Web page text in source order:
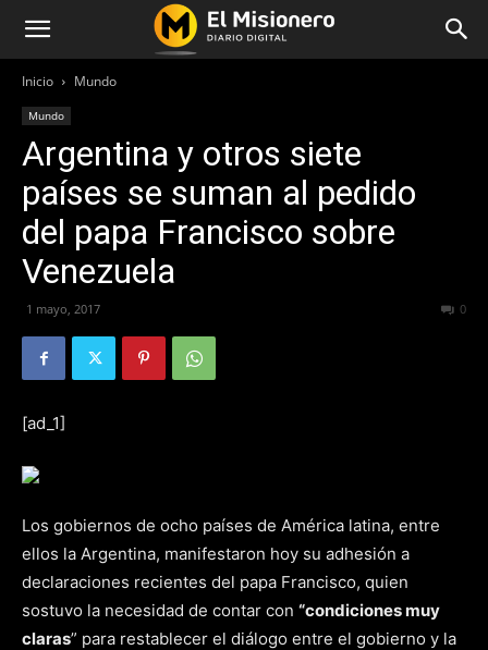
Inicio Mundo
Mundo
Argentina y otros siete
países se suman al pedido
del papa Francisco sobre
Venezuela
1 mayo, 2017 0
[ad_1]
Los gobiernos de ocho países de América latina, entre
ellos la Argentina, manifestaron hoy su adhesión a
declaraciones recientes del papa Francisco, quien
sostuvo la necesidad de contar con “condiciones muy
claras” para restablecer el diálogo entre el gobierno y la